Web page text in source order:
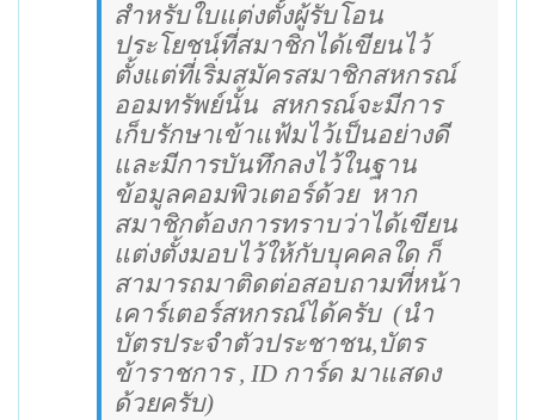
สำหรับใบแต่งตั้งผู้รับโอน
ประโยชน์ที่สมาชิกได้เขียนไว้
ตั้งแต่ที่เริ่มสมัครสมาชิกสหกรณ์
ออมทรัพย์นั้น สหกรณ์จะมีการ
เก็บรักษาเข้าแฟ้มไว้เป็นอย่างดี
และมีการบันทึกลงไว้ในฐาน
ข้อมูลคอมพิวเตอร์ด้วย หาก
สมาชิกต้องการทราบว่าได้เขียน
แต่งตั้งมอบไว้ให้กับบุคคลใด ก็
สามารถมาติดต่อสอบถามที่หน้า
เคาร์เตอร์สหกรณ์ได้ครับ (นำ
บัตรประจำตัวประชาชน,บัตร
ข้าราชการ , ID การ์ด มาแสดง
ด้วยครับ)